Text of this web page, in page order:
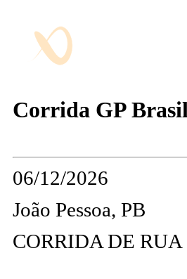
Corrida GP
06/12/2026
João Pessoa, PB
CORRIDA DE RUA